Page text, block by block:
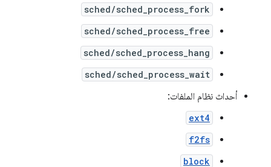
sched/sched_process_fork
sched/sched_process_free
sched/sched_process_hang
sched/sched_process_wait
أحداث نظام الملفات:
ext4
f2fs
block